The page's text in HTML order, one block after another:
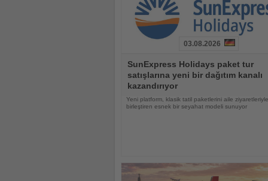
Oku
03.08.2026
SunExpress Holidays paket tur
satışlarına yeni bir dağıtım kanalı
kazandırıyor
Yeni platform, klasik tatil paketlerini aile ziyaretleriyle
birleştiren esnek bir seyahat modeli sunuyor